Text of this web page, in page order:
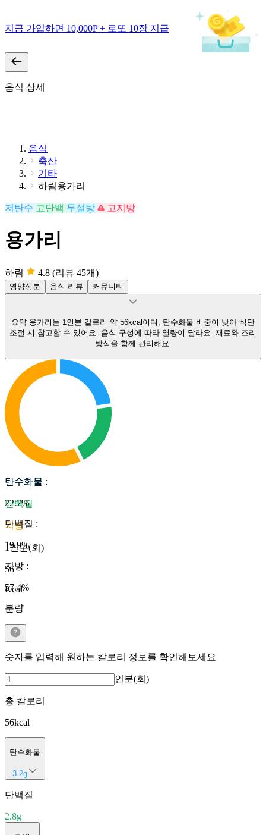
지금 가입하면 10,000P + 로또 10장 지급
음식 상세
음식
축산
기타
하림용가리
저탄수 고단백 무설탕 고지방
용가리
하림 4.8 (리뷰 45개)
영양성분 음식 리뷰 커뮤니티
요약 용가리는 1인분 칼로리 약 56kcal이며, 탄수화물 비중이 낮아 식단
조절 시 참고할 수 있어요. 음식 구성에 따라 열량이 달라요. 재료와 조리
방식을 함께 관리해요.
탄수화물
단백질
지방
1인분(회)
56
Kcal
탄수화물 :
22.7%
단백질 :
19.9%
지방 :
57.4%
분량
숫자를 입력해 원하는 칼로리 정보를 확인해보세요
인분(회)
총 칼로리
56kcal
탄수화물
3.2g
단백질
2.8g